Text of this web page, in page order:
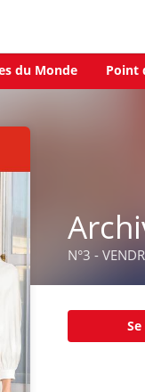
du Monde Point
N°3 -